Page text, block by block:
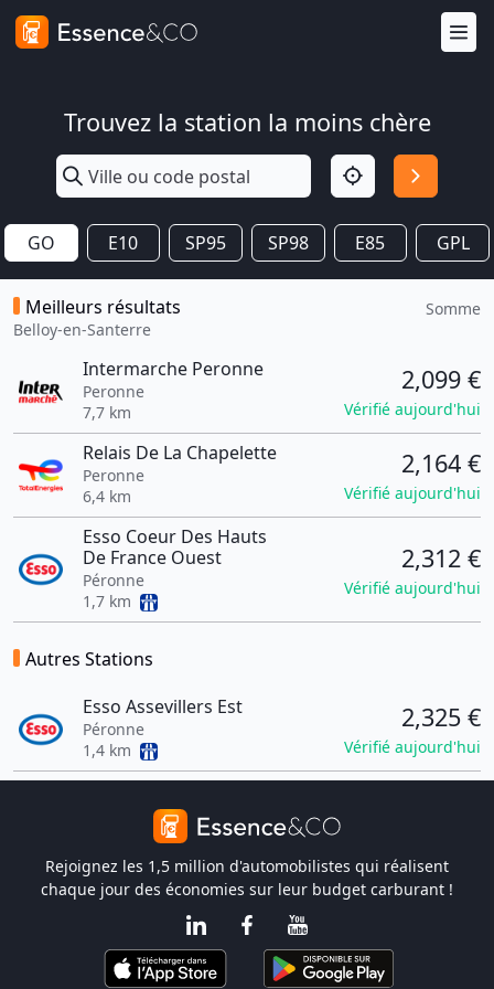
Trouvez la station la moins chère
GO E10 SP95 SP98 E85 GPL
Meilleurs résultats
Belloy-en-Santerre
Somme
Intermarche Peronne
Peronne
7,7 km
2,099 €
Vérifié aujourd'hui
Relais De La Chapelette
Peronne
6,4 km
2,164 €
Vérifié aujourd'hui
Esso Coeur Des Hauts
De France Ouest
Péronne
1,7 km
2,312 €
Vérifié aujourd'hui
Autres Stations
Esso Assevillers Est
Péronne
1,4 km
2,325 €
Vérifié aujourd'hui
Rejoignez les 1,5 million d'automobilistes qui réalisent
chaque jour des économies sur leur budget carburant !